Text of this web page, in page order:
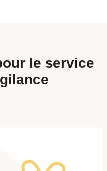
le service